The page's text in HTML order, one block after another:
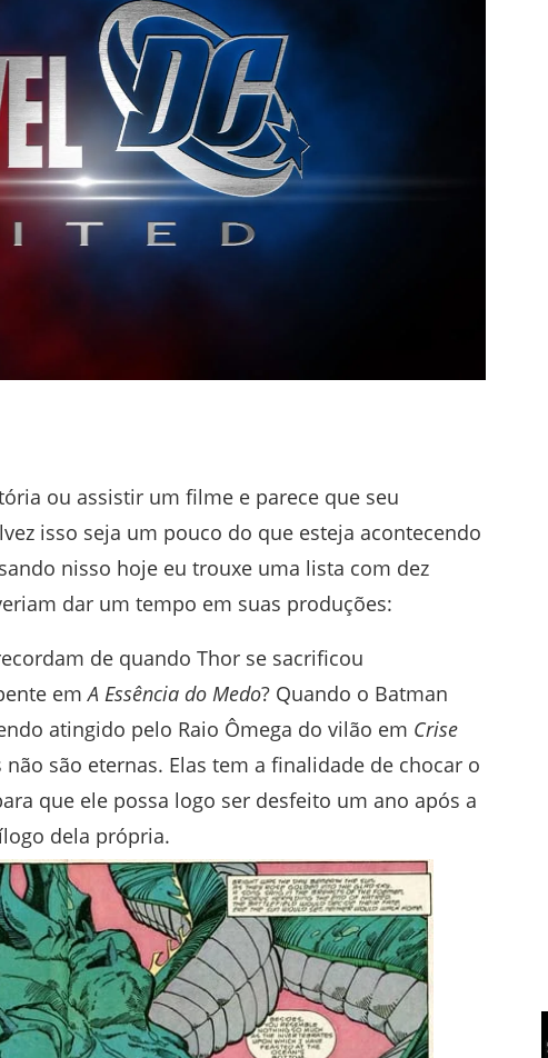
ou assistir um filme e parece que seu
isso seja um pouco do que esteja acontecendo
nisso hoje eu trouxe uma lista com dez
dar um tempo em suas produções:
de quando Thor se sacrificou
emA Essência do Medo? Quando o Batman
atingido pelo Raio Ômega do vilão em Crise
são eternas. Elas tem a finalidade de chocar o
que ele possa logo ser desfeito um ano após a
dela própria.